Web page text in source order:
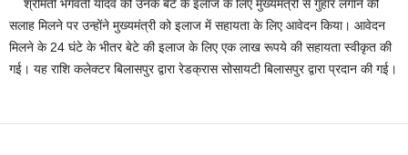
श्रीमती भगवती यादव को उनके बेटे के इलाज के लिए मुख्यमंत्री से गुहार लगाने की
सलाह मिलने पर उन्होंने मुख्यमंत्री को इलाज में सहायता के लिए आवेदन किया। आवेदन
मिलने के 24 घंटे के भीतर बेटे की इलाज के लिए एक लाख रूपये की सहायता स्वीकृत की
गई। यह राशि कलेक्टर बिलासपुर द्वारा रेडक्रास सोसायटी बिलासपुर द्वारा प्रदान की गई।